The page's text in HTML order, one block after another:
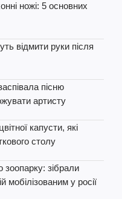
ножі: 5 основних
відмити руки після
пісню
артисту
капусти, які
столу
зоопарку: зібрали
мобілізованим у росії